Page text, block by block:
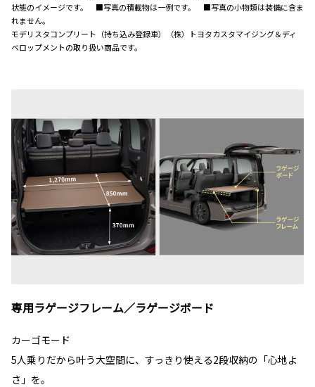
状態のイメージです。 ■写真の積載物は一例です。 ■写真の小物類は装備に含ま
れません。
モデリスタコンプリート（持ち込み登録車）（株）トヨタカスタマイジング＆ディ
ベロップメントの取り扱い商品です。
専用ラゲージフレーム／ラゲージボード
カーゴモード
5人乗りだから叶う大空間に、すっきり使える2段収納の「心地よ
さ」を。